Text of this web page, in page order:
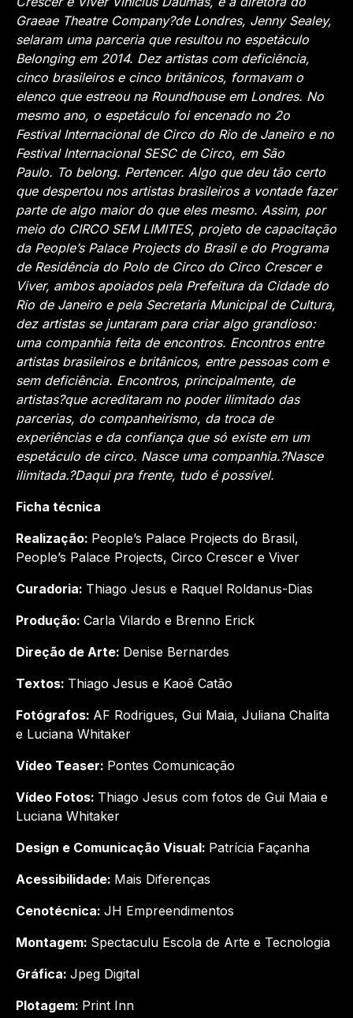
Graeae Theatre Company?de Londres, Jenny Sealey,
selaram uma parceria que resultou no espetáculo
Belonging em 2014. Dez artistas com deficiência,
cinco brasileiros e cinco britânicos, formavam o
elenco que estreou na Roundhouse em Londres. No
mesmo ano, o espetáculo foi encenado no 2o
Festival Internacional de Circo do Rio de Janeiro e no
Festival Internacional SESC de Circo, em São
Paulo. To belong. Pertencer. Algo que deu tão certo
que despertou nos artistas brasileiros a vontade fazer
parte de algo maior do que eles mesmo. Assim, por
meio do CIRCO SEM LIMITES, projeto de capacitação
da People’s Palace Projects do Brasil e do Programa
de Residência do Polo de Circo do Circo Crescer e
Viver, ambos apoiados pela Prefeitura da Cidade do
Rio de Janeiro e pela Secretaria Municipal de Cultura,
dez artistas se juntaram para criar algo grandioso:
uma companhia feita de encontros. Encontros entre
artistas brasileiros e britânicos, entre pessoas com e
sem deficiência. Encontros, principalmente, de
artistas?que acreditaram no poder ilimitado das
parcerias, do companheirismo, da troca de
experiências e da confiança que só existe em um
espetáculo de circo. Nasce uma companhia.?Nasce
ilimitada.?Daqui pra frente, tudo é possível.
Ficha técnica
Realização: People’s Palace Projects do Brasil,
People’s Palace Projects, Circo Crescer e Viver
Curadoria: Thiago Jesus e Raquel Roldanus-Dias
Produção: Carla Vilardo e Brenno Erick
Direção de Arte: Denise Bernardes
Textos: Thiago Jesus e Kaoê Catão
Fotógrafos: AF Rodrigues, Gui Maia, Juliana Chalita
e Luciana Whitaker
Vídeo Teaser: Pontes Comunicação
Vídeo Fotos: Thiago Jesus com fotos de Gui Maia e
Luciana Whitaker
Design e Comunicação Visual: Patrícia Façanha
Acessibilidade: Mais Diferenças
Cenotécnica: JH Empreendimentos
Montagem: Spectaculu Escola de Arte e Tecnologia
Gráfica: Jpeg Digital
Plotagem: Print Inn